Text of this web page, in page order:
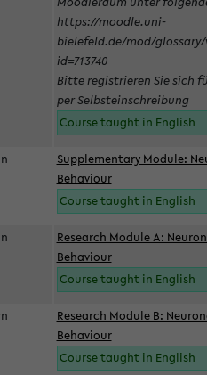
https://moodle.uni-
bielefeld.de/mod/glossary/
id=713740
Bitte registrieren Sie sich
per Selbsteinschreibung
Course taught in English
Supplementary Module:
Behaviour
Course taught in English
Research Module A:
Behaviour
Course taught in English
Research Module B:
Behaviour
Course taught in English